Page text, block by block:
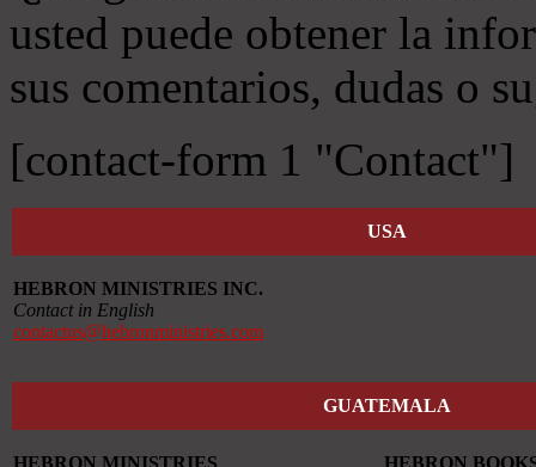
usted puede obtener la
sus comentarios, dudas o
[contact-form 1 "Contact"]
USA
HEBRON MINISTRIES INC.
Contact in English
contactus@hebronministries.com
GUATEMALA
HEBRON MINISTRIES
HEBRON